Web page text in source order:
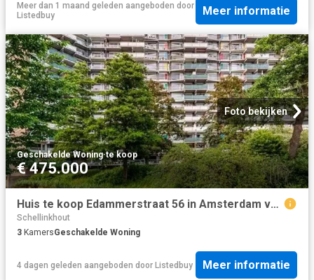
Meer dan 1 maand geleden aangeboden door
Listedbuy
Meer informatie
Foto bekijken
Geschakelde Woning·te koop
€ 475.000
Huis te koop Edammerstraat 56 in Amsterdam voor € 475.000
Schellinkhout
3 KamersGeschakelde Woning
4 dagen geleden aangeboden door Listedbuy Meer informatie